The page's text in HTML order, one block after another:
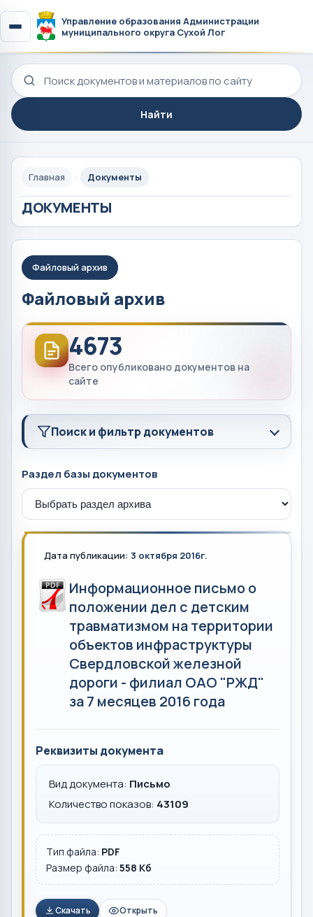
Управление образования Администрации
муниципального округа Сухой Лог
Поиск по сайту
Найти
Главная Документы
ДОКУМЕНТЫ
Файловый архив
Файловый архив
4673
Всего опубликовано документов на
сайте
Поиск и фильтр документов
Раздел базы документов
Дата публикации: 3 октября 2016г.
Информационное письмо о
положении дел с детским
травматизмом на территории
объектов инфраструктуры
Свердловской железной
дороги - филиал ОАО "РЖД"
за 7 месяцев 2016 года
Реквизиты документа
Вид документа: Письмо
Количество показов: 43109
Тип файла: PDF
Размер файла: 558 Кб
Скачать Открыть